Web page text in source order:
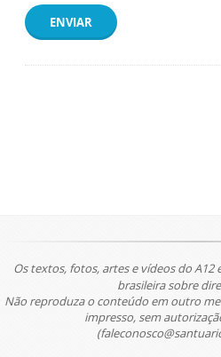
ENVIAR
Os textos, fotos, artes e vídeos do A12
brasileira sobre
Não reproduza o conteúdo em outro
impresso, sem